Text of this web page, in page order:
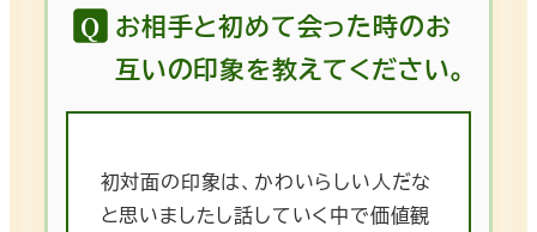
お相手と初めて会った時のお
互いの印象を教えてください。
初対面の印象は、かわいらしい人だな
と思いましたし話していく中で価値観